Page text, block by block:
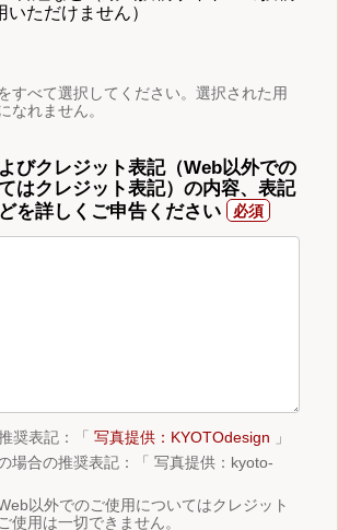
ただけません）
すべて選択してください。選択された用
なれません。
びクレジット表記（Web以外での
はクレジット表記）の内容、表記
を詳しくご申告ください
奨表記：「 写真提供：KYOTOdesign 」
場合の推奨表記：「 写真提供：kyoto-
以外でのご使用についてはクレジット
使用は一切できません。